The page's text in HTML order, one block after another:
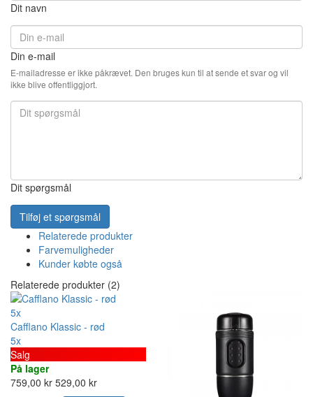
Dit navn
Din e-mail
E-mailadresse er ikke påkrævet. Den bruges kun til at sende et svar og vil
ikke blive offentliggjort.
Dit spørgsmål
Tilføj et spørgsmål
Relaterede produkter
Farvemuligheder
Kunder købte også
Relaterede produkter (2)
5x
Cafflano Klassic - rød
5x
Salg
På lager
759,00 kr 529,00 kr